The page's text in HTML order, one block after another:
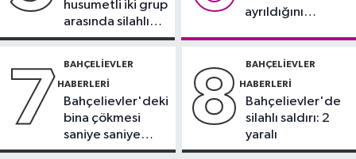
husumetli iki grup
arasında silahlı
kavga
ayrıldığını
7 BAHÇELIEVLER
HABERLERI
Bahçelievler'deki
bina çökmesi
saniye saniye
görüntülendi
8 BAHÇELIEVLER
HABERLERI
Bahçelievler'de
silahlı saldırı: 2
yaralı